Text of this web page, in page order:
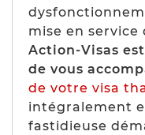
mise en service
Action-Visas
de vous
de votre visa
intégralement
fastidieuse